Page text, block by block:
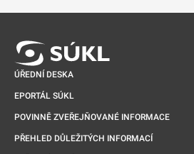
ÚŘEDNÍ DESKA
EPORTÁL SÚKL
POVINNĚ ZVEŘEJŇOVANÉ INFORMACE
PŘEHLED DŮLEŽITÝCH INFORMACÍ